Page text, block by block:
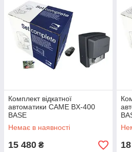
Комплект відкатної
автоматики CAME BX-400
BASE
Немає в наявності
15 480 ₴